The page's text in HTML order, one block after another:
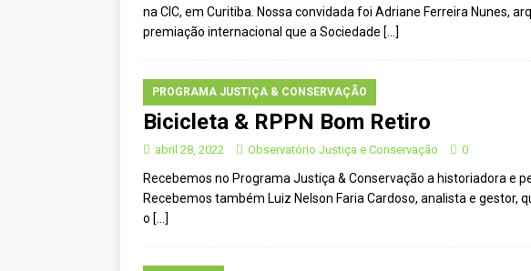
Nota de Repúdio
[ agosto 23, 2023 ] Governo do Paraná se nega a
OJC INVESTIGA
[ outubro 3, 2022 ] Yanomami – De volta ao século XVI
[ maio 16, 2022 ] Ameaças do pinus e eucalipto às
MEIO AMBIENTE
na CIC, em Curitiba. Nossa convidada foi Adriane Ferreira Nunes,
premiação internacional que a Sociedade […]
PROGRAMA JUSTIÇA & CONSERVAÇÃO
Bicicleta & RPPN Bom Retiro
abril 28, 2022 Observatório Justiça e Conservação 0
Recebemos no Programa Justiça & Conservação a historiadora e
Recebemos também Luiz Nelson Faria Cardoso, analista e gestor,
o […]